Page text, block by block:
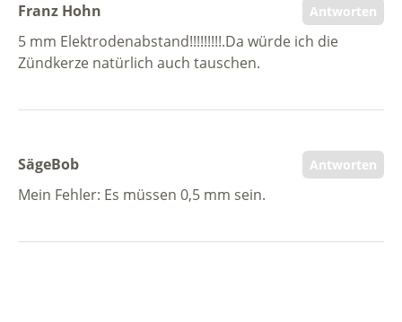
Antworten
Franz Hohn
5 mm Elektrodenabstand!!!!!!!!!.Da würde ich die
Zündkerze natürlich auch tauschen.
Antworten
SägeBob
Mein Fehler: Es müssen 0,5 mm sein.